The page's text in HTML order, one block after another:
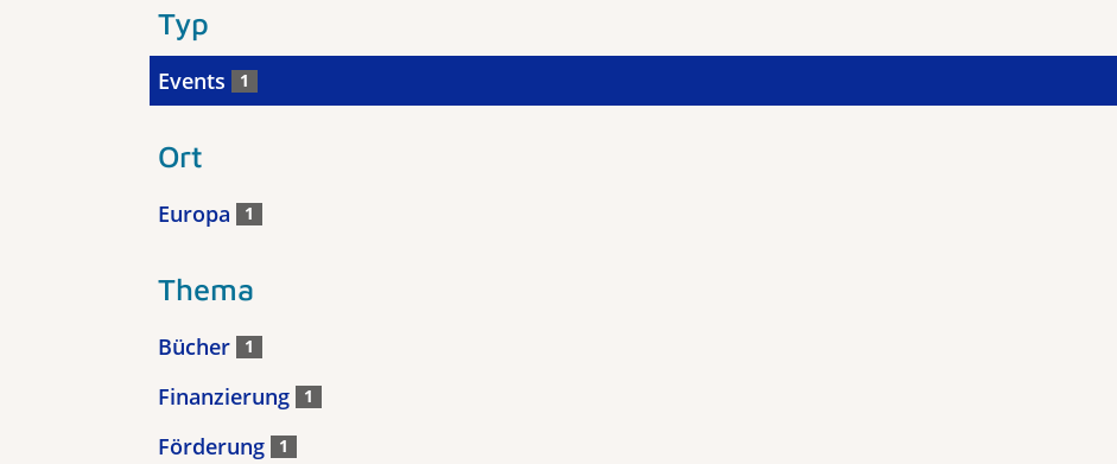
Typ
Events 1
Ort
Europa 1
Thema
Bücher 1
Finanzierung 1
Förderung 1